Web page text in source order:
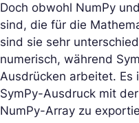
Doch obwohl NumPy
sind, die für die
sind sie sehr
numerisch, während
Ausdrücken arbeitet. Es
SymPy-Ausdruck mit
NumPy-Array zu